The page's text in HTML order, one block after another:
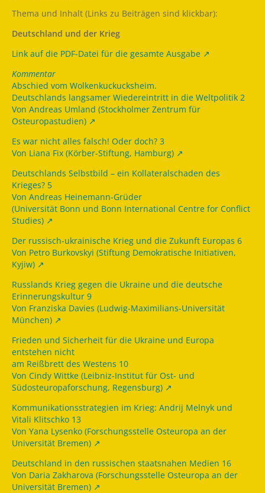
Thema und Inhalt (Links zu Beiträgen sind klickbar):
Deutschland und der Krieg
Link auf die PDF-Datei für die gesamte Ausgabe
Kommentar
Abschied vom Wolkenkuckucksheim.
Deutschlands langsamer Wiedereintritt in die Weltpolitik 2
Von Andreas Umland (Stockholmer Zentrum für
Osteuropastudien)
Es war nicht alles falsch! Oder doch? 3
Von Liana Fix (Körber-Stiftung, Hamburg)
Deutschlands Selbstbild – ein Kollateralschaden des
Krieges? 5
Von Andreas Heinemann-Grüder
(Universität Bonn und Bonn International Centre for Conflict
Studies)
Der russisch-ukrainische Krieg und die Zukunft Europas 6
Von Petro Burkovskyi (Stiftung Demokratische Initiativen,
Kyjiw)
Russlands Krieg gegen die Ukraine und die deutsche
Erinnerungskultur 9
Von Franziska Davies (Ludwig-Maximilians-Universität
München)
Frieden und Sicherheit für die Ukraine und Europa
entstehen nicht
am Reißbrett des Westens 10
Von Cindy Wittke (Leibniz-Institut für Ost- und
Südosteuropaforschung, Regensburg)
Kommunikationsstrategien im Krieg: Andrij Melnyk und
Vitali Klitschko 13
Von Yana Lysenko (Forschungsstelle Osteuropa an der
Universität Bremen)
Deutschland in den russischen staatsnahen Medien 16
Von Daria Zakharova (Forschungsstelle Osteuropa an der
Universität Bremen)